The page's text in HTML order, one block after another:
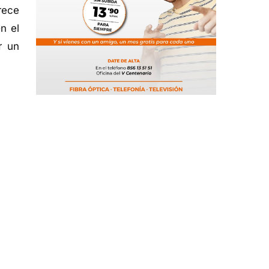
el
un